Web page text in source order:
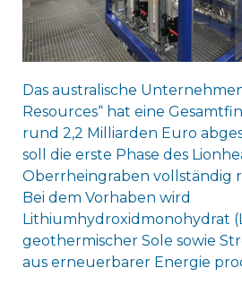
Das australische
Resources“ hat eine
rund 2,2 Milliarden Euro
soll die erste Phase des
Oberrheingraben vollständig
Bei dem Vorhaben wird
Lithiumhydroxidmonohydrat
geothermischer Sole sowie
aus erneuerbarer Energie